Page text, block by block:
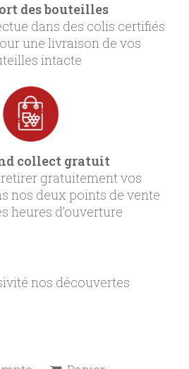
des bouteilles
dans des colis certifiés
une livraison de vos
intacte
collect gratuit
gratuitement vos
nos deux points de vente
heures d’ouverture
nos découvertes